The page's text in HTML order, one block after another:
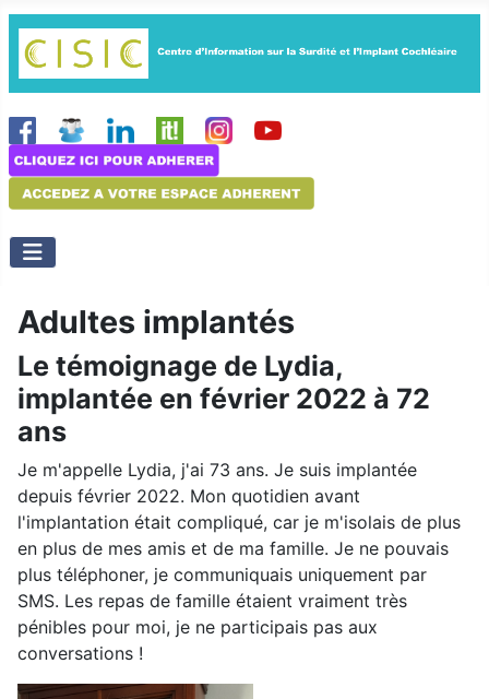
Adultes implantés
Le témoignage de Lydia,
implantée en février 2022 à 72
ans
Je m'appelle Lydia, j'ai 73 ans. Je suis implantée
depuis février 2022. Mon quotidien avant
l'implantation était compliqué, car je m'isolais de plus
en plus de mes amis et de ma famille. Je ne pouvais
plus téléphoner, je communiquais uniquement par
SMS. Les repas de famille étaient vraiment très
pénibles pour moi, je ne participais pas aux
conversations !